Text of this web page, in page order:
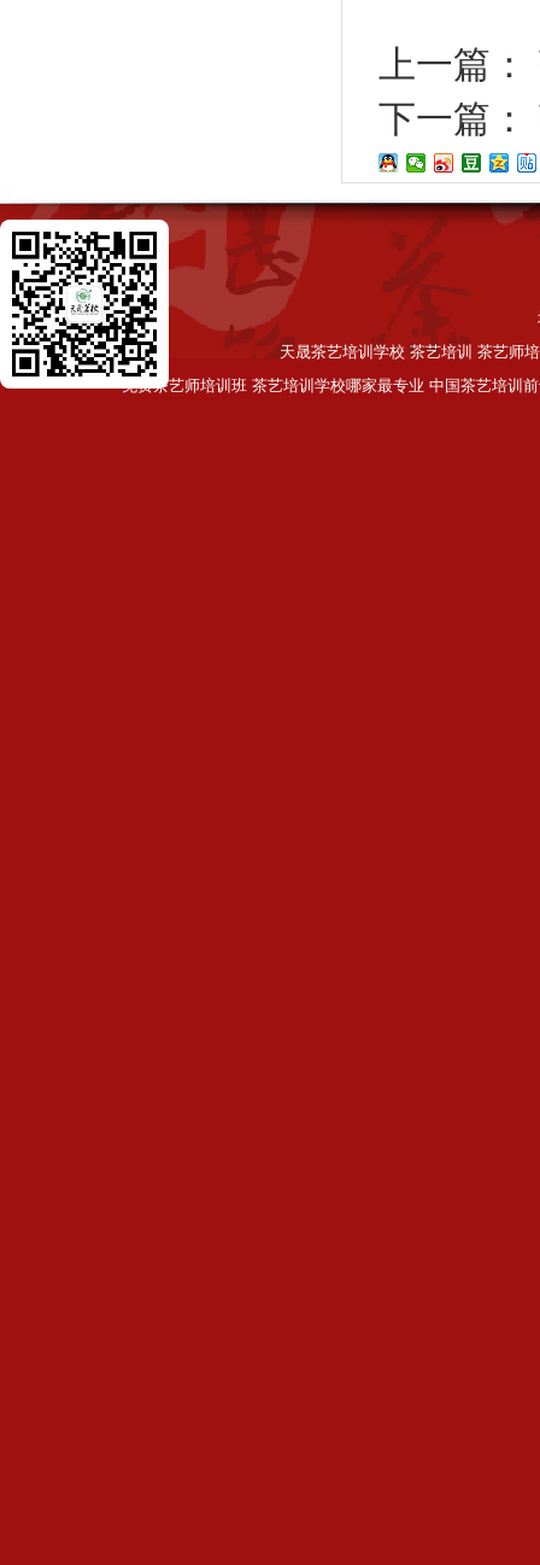
上一篇：
下一篇：
天晟茶艺培训学校 茶艺培训 茶艺师
免费茶艺师培训班 茶艺培训学校哪家最专业 中国茶艺培训